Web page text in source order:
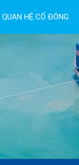
QUAN HỆ CỔ ĐÔNG